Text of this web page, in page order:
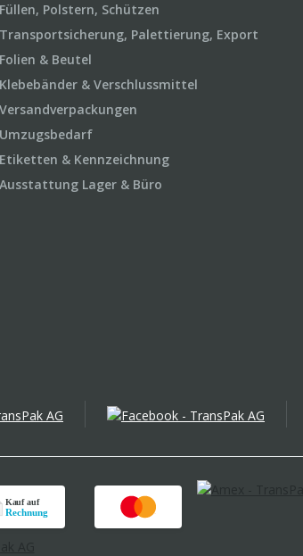
Füllen, Polstern, Schützen
Transportsicherung, Palettierung, Export
Folien & Beutel
Klebebänder & Verschlussmittel
Versandverpackungen
Umzugsbedarf
Etiketten & Kennzeichnung
Ausstattung Lager & Büro